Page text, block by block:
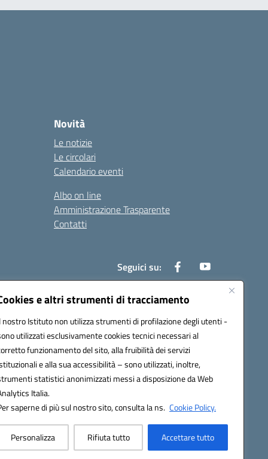
e altri strumenti di tracciamento
nostro Istituto non utilizza strumenti di profilazione degli utenti -
utilizzati esclusivamente cookies tecnici necessari al
funzionamento del sito, alla fruibilità dei servizi
e alla sua accessibilità – sono utilizzati, inoltre,
statistici anonimizzati messi a disposizione da Web
Italia.
saperne di più sul nostro sito, consulta la ns. Cookie Policy.
Personalizza Rifiuta tutto Accettare tutto
Novità
Le notizie
Le circolari
Calendario eventi
Albo on line
Amministrazione Trasparente
Contatti
Seguici su: